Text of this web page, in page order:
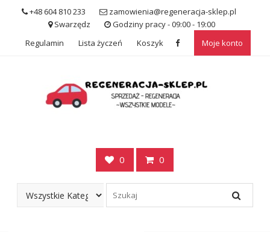
+48 604 810 233
zamowienia@regeneracja-sklep.pl
Swarzędz
Godziny pracy - 09:00 - 19:00
Regulamin
Lista życzeń Koszyk Moje konto
0 0